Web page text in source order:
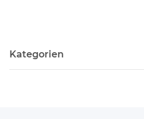
Kategorien